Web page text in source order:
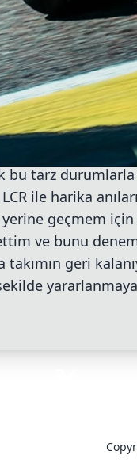
kariyerini
Motegi'deki
Son
zorunda kalan ve
yaşındaki
yarış tulumunu
tarz durumlarla
ile harika
yerine geçmem
ve bunu
takımın geri
yararlanmaya